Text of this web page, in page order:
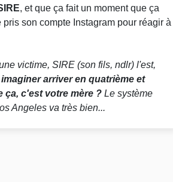
, et que ça fait un moment que ça
pris son compte Instagram pour réagir à
victime, SIRE (son fils, ndlr) l'est,
arriver en quatrième et
ça, c'est votre mère ? Le système
Angeles va très bien...